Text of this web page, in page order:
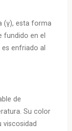
(γ), esta forma
fundido en el
enfriado al
de
Su color
viscosidad